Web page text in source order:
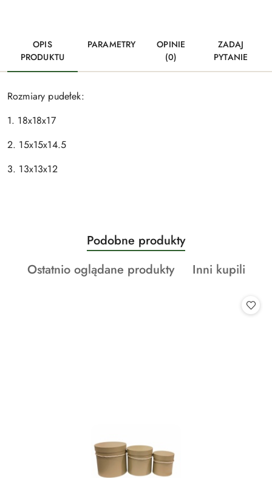
OPIS
PRODUKTU
PARAMETRY
OPINIE
(0)
ZADAJ
PYTANIE
Rozmiary pudełek:
1. 18x18x17
2. 15x15x14.5
3. 13x13x12
Pomiń karuzelę produktów
Produkty
o
statusie:
Podobne produkty
Produkty
Ostatnio oglądane produkty
Produkty
Inni kupili